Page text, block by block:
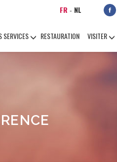
FR - NL
SERVICES RESTAURATION VISITER